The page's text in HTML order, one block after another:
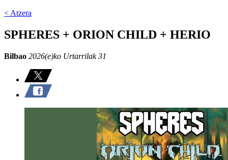
< Atzera
SPHERES + ORION CHILD + HERIO
Bilbao 2026(e)ko Urtarrilak 31